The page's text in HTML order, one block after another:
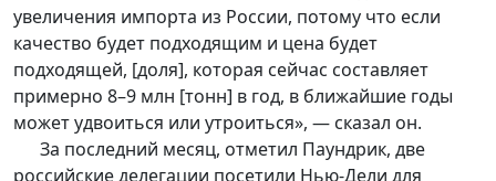
увеличения импорта из России, потому что если
качество будет подходящим и цена будет
подходящей, [доля], которая сейчас составляет
примерно 8–9 млн [тонн] в год, в ближайшие годы
может удвоиться или утроиться», — сказал он.
За последний месяц, отметил Паундрик, две
российские делегации посетили Нью-Дели для